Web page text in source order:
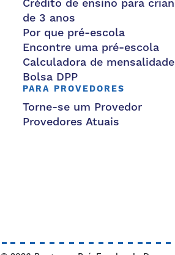
Crédito de ensino para
de 3 anos
Por que pré-escola
Encontre uma pré-escola
Calculadora de mensalidade
Bolsa DPP
PARA PROVEDORES
Torne-se um Provedor
Provedores Atuais